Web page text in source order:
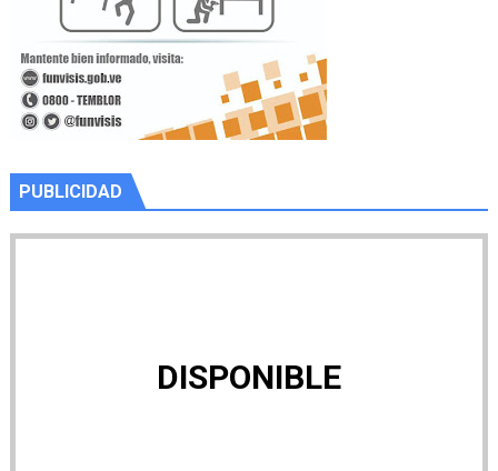
PUBLICIDAD
DISPONIBLE